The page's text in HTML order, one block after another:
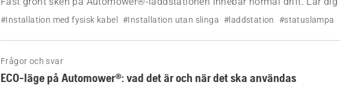
innebär för EPOS™-installationer utan slinga och installationer med
#Installation med fysisk kabel #Installation utan slinga #laddstation #statuslampa
Frågor och svar
ECO-läge på Automower®: vad det är och när det ska användas